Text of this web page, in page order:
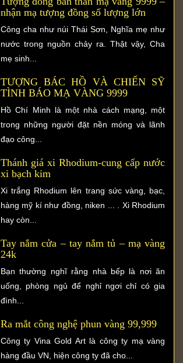
nhận mạ tượng đồng số lượng lớn
Công cha như núi Thái Sơn, Nghĩa mẹ như
nước trong nguồn chảy ra. Thật vậy, Cha
mẹ sinh...
TƯỢNG BÁC HỒ VÀ CHIẾN SỸ
TÌNH BÁO MẠ VÀNG 9999
Hồ Chí Minh là một nhà cách mạng, một
trong những người đặt nền móng và lãnh
đạo công...
Thánh giá xi Rhodium-cung cấp nước
xi bạch kim
Xi trắng Rhodium lên trang sức vàng, bạc,
hàng mỹ kí như đồng, niken ... . Xi Rhodium
hay còn...
Tay nắm cửa – tay nắm tủ – mạ vàng
24k
Bạn thường nghĩ rằng nhà bếp là nơi ăn
uống, phòng ngủ để nghỉ ngơi chỉ có gia
đình...
Ra mắt công nghệ phun vàng 99,999
Công ty Vina Gold Art là công ty mạ vàng
hàng đầu VN, hiện công ty đã cho...